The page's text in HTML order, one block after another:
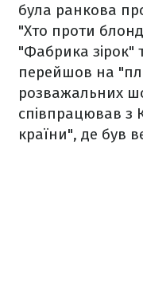
була ранкова
"Хто проти
"Фабрика зірок"
перейшов на
розважальних
співпрацював з
країни", де був